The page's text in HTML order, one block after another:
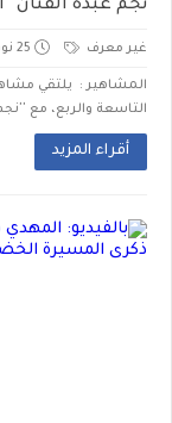
نجم عبدة الفنان
غير معرف 25 نوفمبر 2017
المشاهير : يلتقي
التاسعة والربع، مع
أقراء المزيد